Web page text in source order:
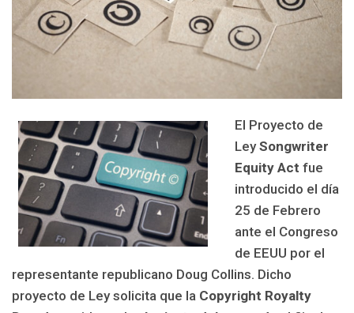
El Proyecto de
LeySongwriter
Equity Act fue
introducido el día
25 de Febrero
ante el Congreso
de EEUU por el
representante republicano Doug Collins. Dicho
proyecto de Ley solicita que la Copyright Royalty